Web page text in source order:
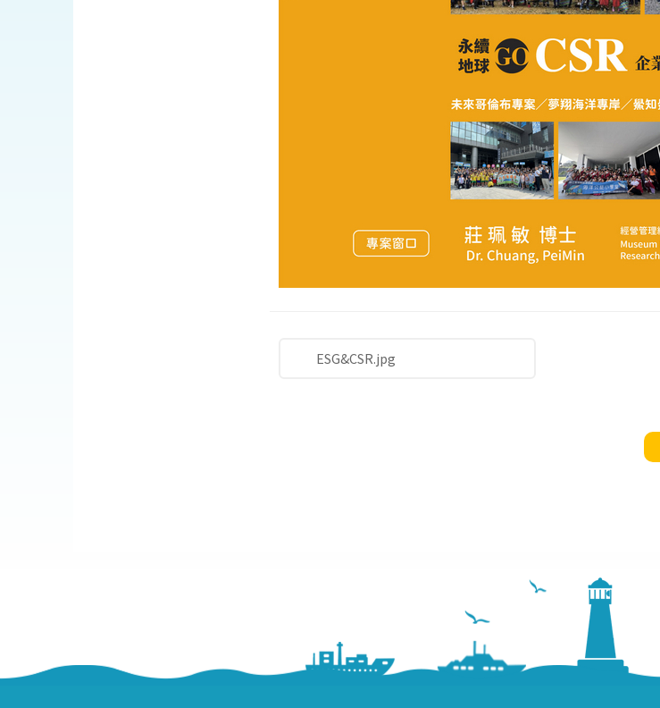
ESG&CSR.jpg